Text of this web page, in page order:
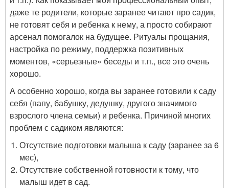
даже те родители, которые заранее читают про садик,
не готовят себя и ребенка к нему, а просто собирают
арсенал помогалок на будущее. Ритуалы прощания,
настройка по режиму, поддержка позитивных
моментов, «серьезные» беседы и т.п., все это очень
хорошо.
А особенно хорошо, когда вы заранее готовили к саду
себя (папу, бабушку, дедушку, другого значимого
взрослого члена семьи) и ребенка. Причиной многих
проблем с садиком являются:
Отсутствие подготовки малыша к саду (заранее за 6
мес),
Отсутствие собственной готовности к тому, что
малыш идет в сад.